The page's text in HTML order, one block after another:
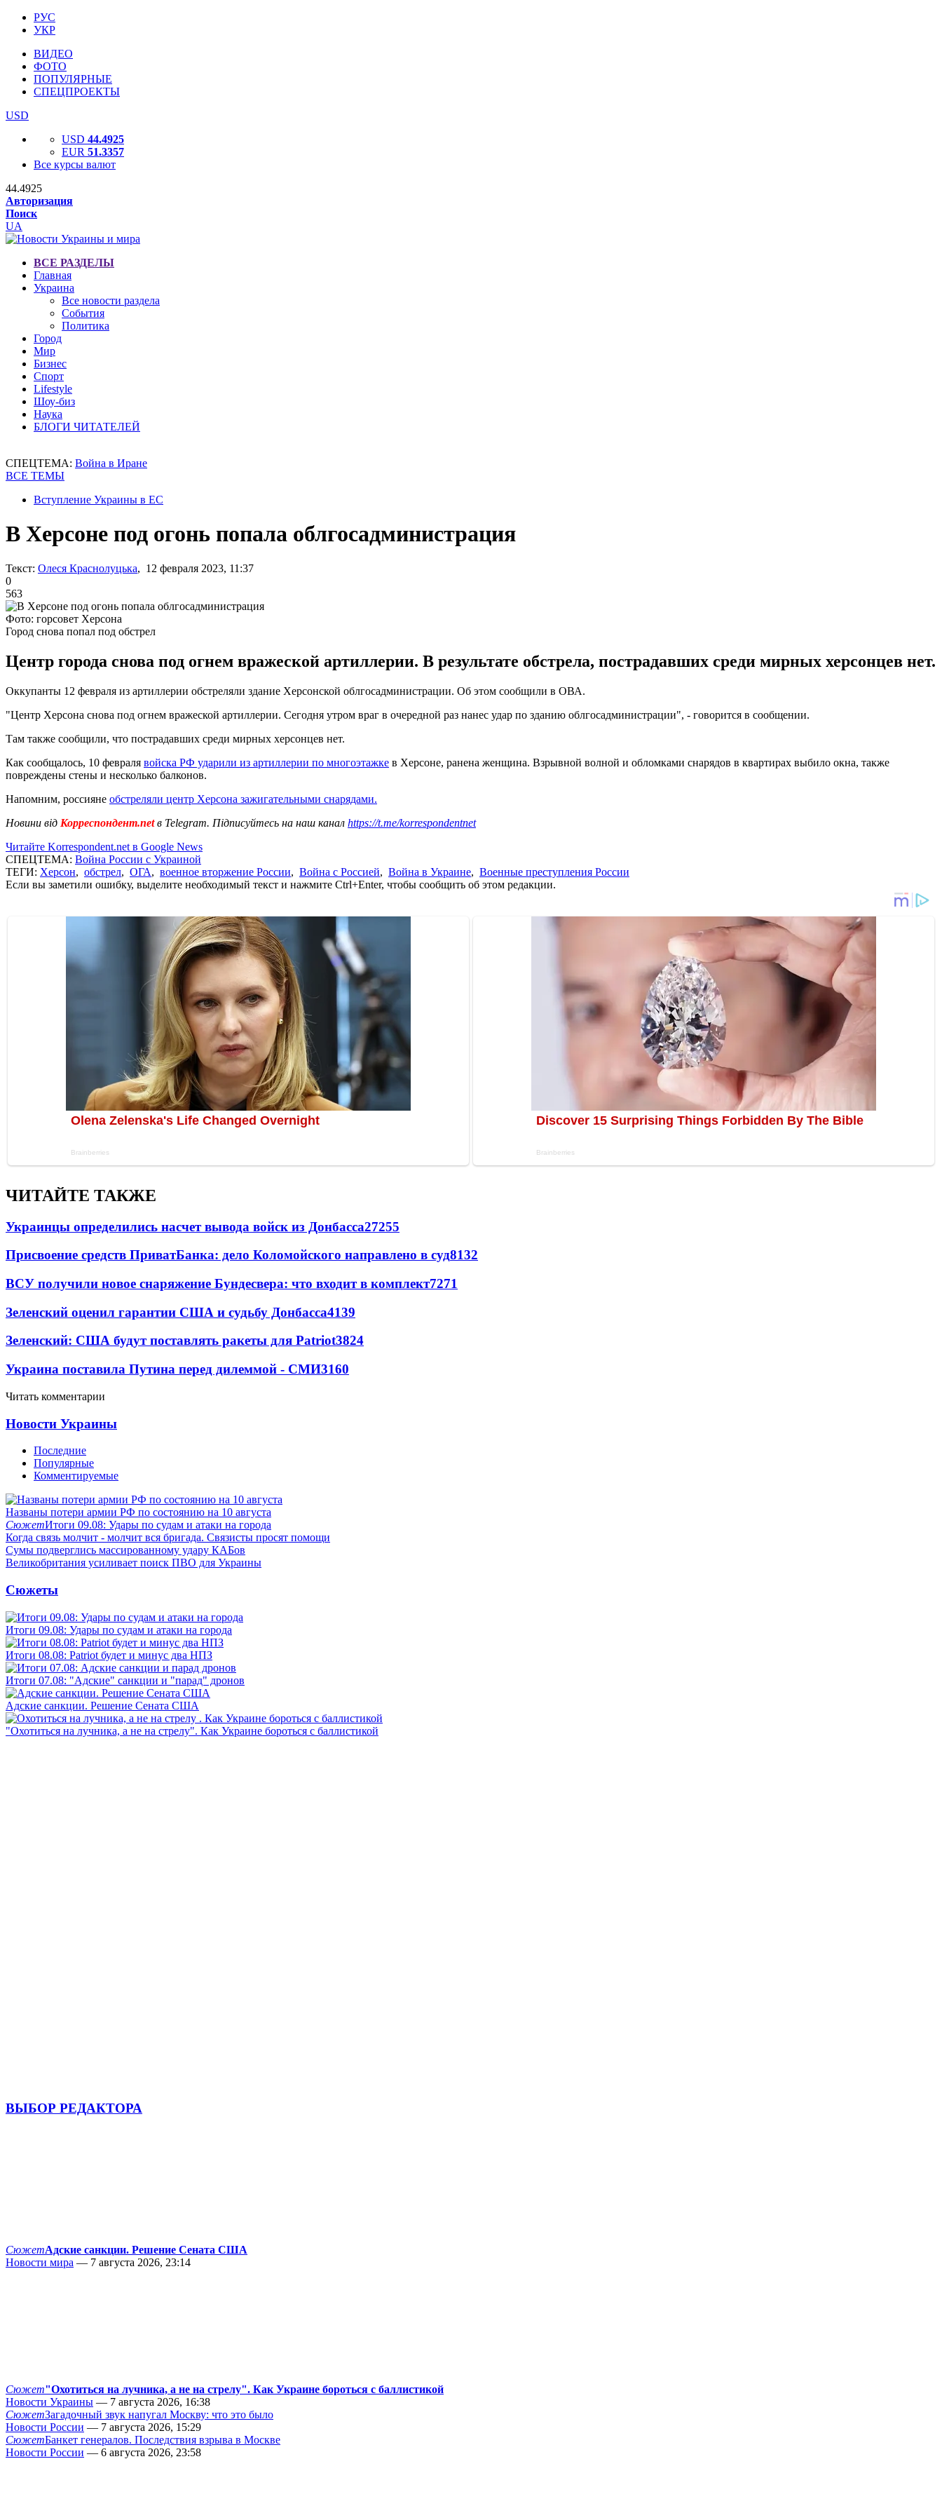
РУС
УКР
ВИДЕО
ФОТО
ПОПУЛЯРНЫЕ
СПЕЦПРОЕКТЫ
USD
USD 44.4925
EUR 51.3357
Все курсы валют
44.4925
Авторизация
Поиск
UA
ВСЕ РАЗДЕЛЫ
Главная
Украина
Все новости раздела
События
Политика
Город
Мир
Бизнес
Спорт
Lifestyle
Шоу-биз
Наука
БЛОГИ ЧИТАТЕЛЕЙ
СПЕЦТЕМА: Война в Иране
ВСЕ ТЕМЫ
Вступление Украины в ЕС
В Херсоне под огонь попала облгосадминистрация
Текст: Олеся Краснолуцька, 12 февраля 2023, 11:37
0
563
Фото: горсовет Херсона
Город снова попал под обстрел
Центр города снова под огнем вражеской артиллерии. В результате обстрела, пострадавших среди мирных херсонцев нет.
Оккупанты 12 февраля из артиллерии обстреляли здание Херсонской облгосадминистрации. Об этом сообщили в ОВА.
"Центр Херсона снова под огнем вражеской артиллерии. Сегодня утром враг в очередной раз нанес удар по зданию облгосадминистрации", - говорится в сообщении.
Там также сообщили, что пострадавших среди мирных херсонцев нет.
Как сообщалось, 10 февраля войска РФ ударили из артиллерии по многоэтажке в Херсоне, ранена женщина. Взрывной волной и обломками снарядов в квартирах выбило окна, также
повреждены стены и несколько балконов.
Напомним, россияне обстреляли центр Херсона зажигательными снарядами.
Новини від Корреспондент.netв Telegram. Підписуйтесь на наш канал https://t.me/korrespondentnet
Читайте Korrespondent.net в Google News
СПЕЦТЕМА: Война России с Украиной
ТЕГИ: Херсон, обстрел, ОГА, военное вторжение России, Война с Россией, Война в Украине, Военные преступления России
Если вы заметили ошибку, выделите необходимый текст и нажмите Ctrl+Enter, чтобы сообщить об этом редакции.
ЧИТАЙТЕ ТАКЖЕ
Украинцы определились насчет вывода войск из Донбасса27255
Присвоение средств ПриватБанка: дело Коломойского направлено в суд8132
ВСУ получили новое снаряжение Бундесвера: что входит в комплект7271
Зеленский оценил гарантии США и судьбу Донбасса4139
Зеленский: США будут поставлять ракеты для Patriot3824
Украина поставила Путина перед дилеммой - СМИ3160
Читать комментарии
Новости Украины
Последние
Популярные
Комментируемые
Названы потери армии РФ по состоянию на 10 августа
СюжетИтоги 09.08: Удары по судам и атаки на города
Когда связь молчит - молчит вся бригада. Связисты просят помощи
Сумы подверглись массированному удару КАБов
Великобритания усиливает поиск ПВО для Украины
Сюжеты
Итоги 09.08: Удары по судам и атаки на города
Итоги 08.08: Patriot будет и минус два НПЗ
Итоги 07.08: "Адские" санкции и "парад" дронов
Адские санкции. Решение Сената США
"Охотиться на лучника, а не на стрелу". Как Украине бороться с баллистикой
ВЫБОР РЕДАКТОРА
СюжетАдские санкции. Решение Сената США
Новости мира — 7 августа 2026, 23:14
Сюжет"Охотиться на лучника, а не на стрелу". Как Украине бороться с баллистикой
Новости Украины — 7 августа 2026, 16:38
СюжетЗагадочный звук напугал Москву: что это было
Новости России — 7 августа 2026, 15:29
СюжетБанкет генералов. Последствия взрыва в Москве
Новости России — 6 августа 2026, 23:58